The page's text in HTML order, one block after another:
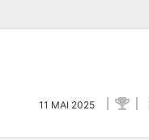
11 MAI 2025